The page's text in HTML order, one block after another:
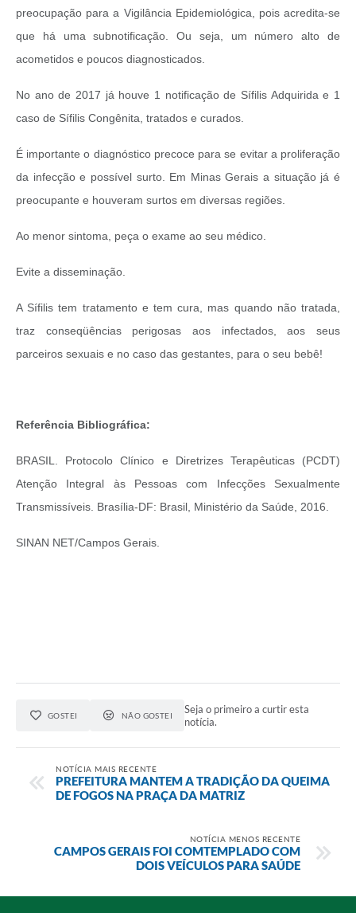
preocupação para a Vigilância Epidemiológica, pois acredita-se
que há uma subnotificação. Ou seja, um número alto de
acometidos e poucos diagnosticados.
No ano de 2017 já houve 1 notificação de Sífilis Adquirida e 1
caso de Sífilis Congênita, tratados e curados.
É importante o diagnóstico precoce para se evitar a proliferação
da infecção e possível surto. Em Minas Gerais a situação já é
preocupante e houveram surtos em diversas regiões.
Ao menor sintoma, peça o exame ao seu médico.
Evite a disseminação.
A Sífilis tem tratamento e tem cura, mas quando não tratada,
traz conseqüências perigosas aos infectados, aos seus
parceiros sexuais e no caso das gestantes, para o seu bebê!
Referência Bibliográfica:
BRASIL. Protocolo Clínico e Diretrizes Terapêuticas (PCDT)
Atenção Integral às Pessoas com Infecções Sexualmente
Transmissíveis. Brasília-DF: Brasil, Ministério da Saúde, 2016.
SINAN NET/Campos Gerais.
GOSTEI NÃO GOSTEI
Seja o primeiro a curtir esta
notícia.
NOTÍCIA MAIS RECENTE
PREFEITURA MANTEM A TRADIÇÃO DA QUEIMA
DE FOGOS NA PRAÇA DA MATRIZ
NOTÍCIA MENOS RECENTE
CAMPOS GERAIS FOI COMTEMPLADO COM
DOIS VEÍCULOS PARA SAÚDE